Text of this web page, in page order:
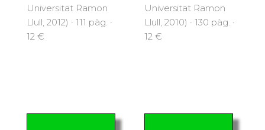
Universitat Ramon
Llull, 2012) · 111 pàg. ·
12 €
Universitat Ramon
Llull, 2010) · 130 pàg. ·
12 €